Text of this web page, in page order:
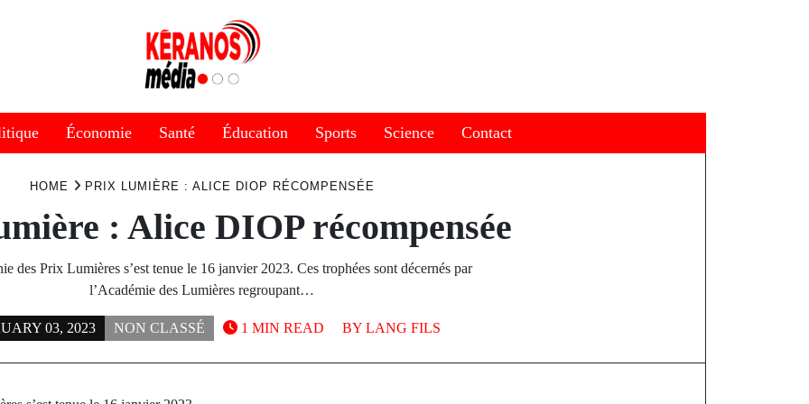
Économie Santé Éducation Sports Science Contact
HOME PRIX LUMIÈRE : ALICE DIOP RÉCOMPENSÉE
: Alice DIOP récompensée
des Prix Lumières s’est tenue le 16 janvier 2023. Ces trophées sont décernés par
l’Académie des Lumières regroupant…
03, 2023 NON CLASSÉ BY LANG FILS
1 MIN READ